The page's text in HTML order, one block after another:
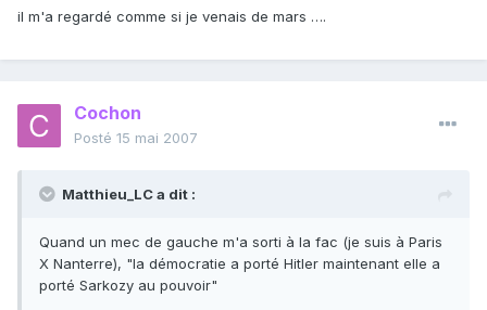
il m'a regardé comme si je venais de mars ….
Cochon
Posté 15 mai 2007
Matthieu_LC a dit :
Quand un mec de gauche m'a sorti à la fac (je suis à Paris
X Nanterre), "la démocratie a porté Hitler maintenant elle a
porté Sarkozy au pouvoir"